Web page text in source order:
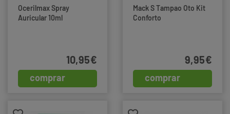
Ocerilmax Spray
Auricular 10ml
comprar
10,95€
Mack S Tampao Oto Kit
Conforto
comprar
9,95€